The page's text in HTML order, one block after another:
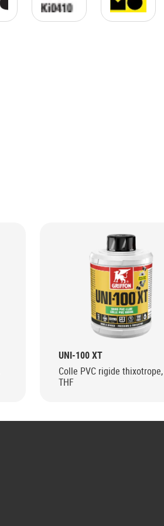
UNI-100 XT
Colle PVC rigide
THF